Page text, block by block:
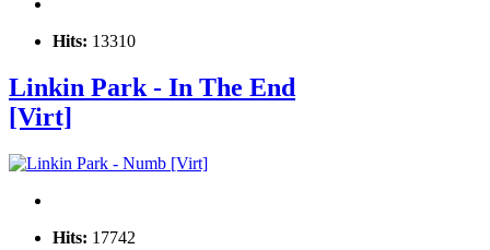
Hits: 13310
Linkin Park - In The End
[Virt]
Hits: 17742